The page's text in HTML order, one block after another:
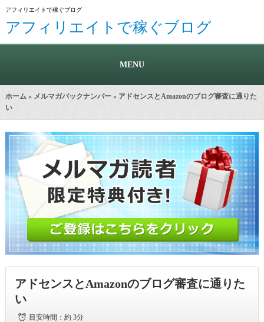
アフィリエイトで稼ぐブログ
アフィリエイトで稼ぐブログ
MENU
ホーム» メルマガバックナンバー» アドセンスとAmazonのブログ審査に通りた
い
アドセンスとAmazonのブログ審査に通りた
い
目安時間：約 3分